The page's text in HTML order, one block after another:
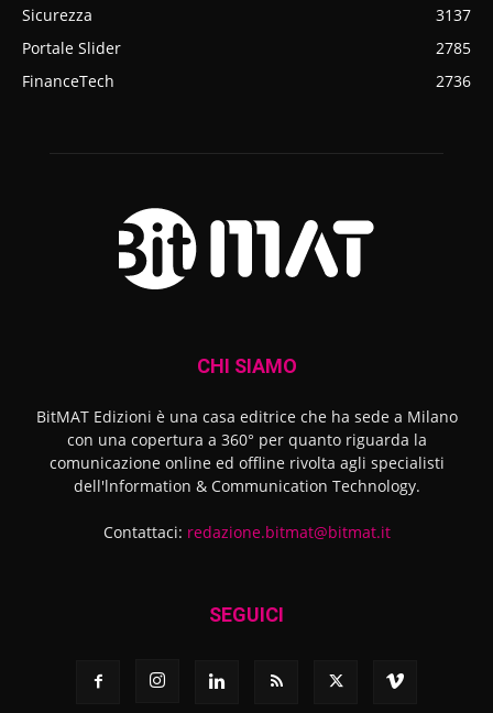
Sicurezza
3137
Portale Slider
2785
FinanceTech
2736
CHI SIAMO
BitMAT Edizioni è una casa editrice che ha sede a Milano
con una copertura a 360° per quanto riguarda la
comunicazione online ed offline rivolta agli specialisti
dell'lnformation & Communication Technology.
Contattaci: redazione.bitmat@bitmat.it
SEGUICI